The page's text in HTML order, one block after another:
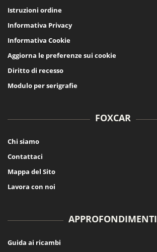
Istruzioni ordine
Informativa Privacy
Informativa Cookie
Aggiorna le preferenze sui cookie
Diritto di recesso
Modulo per serigrafie
FOXCAR
Chi siamo
Contattaci
Mappa del Sito
Lavora con noi
APPROFONDIMENTI
Guida ai ricambi